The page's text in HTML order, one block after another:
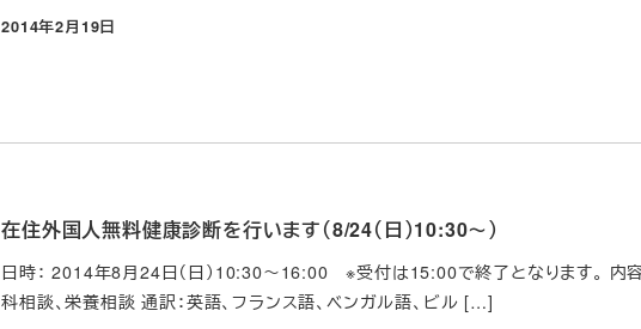
投稿日
2014年2月19日
在住外国人無料健康診断を行います（8/24（日）10:30～）
日時： 2014年8月24日（日）10:30～16:00 ※受付は15:00で終了となります。 内容
科相談、栄養相談 通訳：英語、フランス語、ベンガル語、ビル […]